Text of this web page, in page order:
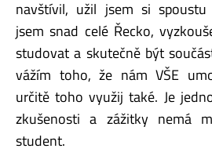
navštívil, užil jsem si spoustu
jsem snad celé Řecko,
studovat a skutečně být
vážím toho, že nám VŠE
určitě toho využij také. Je
zkušenosti a zážitky nemá
student.